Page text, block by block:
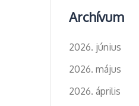
Archívum
2026. június
2026. május
2026. április